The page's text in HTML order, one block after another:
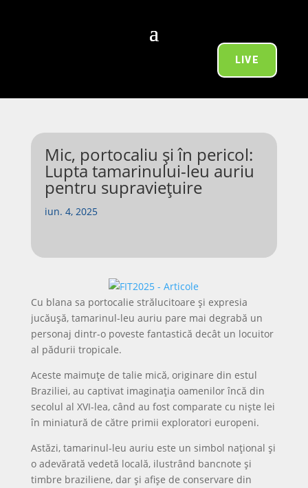
LIVE
Mic, portocaliu și în pericol:
Lupta tamarinului-leu auriu
pentru supraviețuire
iun. 4, 2025
Cu blana sa portocalie strălucitoare și expresia
jucăușă, tamarinul-leu auriu pare mai degrabă un
personaj dintr-o poveste fantastică decât un locuitor
al pădurii tropicale.
Aceste maimuțe de talie mică, originare din estul
Braziliei, au captivat imaginația oamenilor încă din
secolul al XVI-lea, când au fost comparate cu niște lei
în miniatură de către primii exploratori europeni.
Astăzi, tamarinul-leu auriu este un simbol național și
o adevărată vedetă locală, ilustrând bancnote și
timbre braziliene, dar și afișe de conservare din